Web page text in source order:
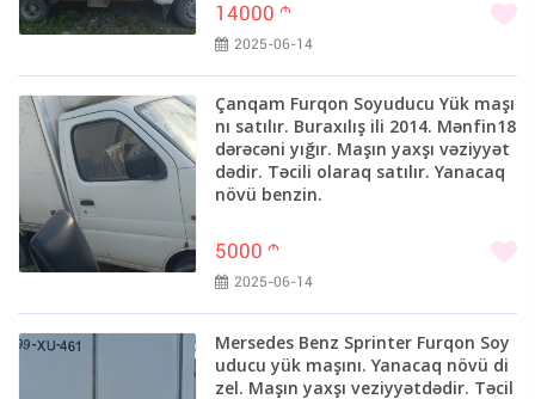
14000 m
2025-06-14
Çanqam Furqon Soyuducu Yük maşı
nı satılır. Buraxılış ili 2014. Mənfin18
dərəcəni yığır. Maşın yaxşı vəziyyət
dədir. Təcili olaraq satılır. Yanacaq
növü benzin.
5000 m
2025-06-14
Mersedes Benz Sprinter Furqon Soy
uducu yük maşını. Yanacaq növü di
zel. Maşın yaxşı veziyyətdədir. Təcil